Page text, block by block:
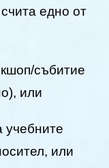
едно от
събитие
или
учебните
или